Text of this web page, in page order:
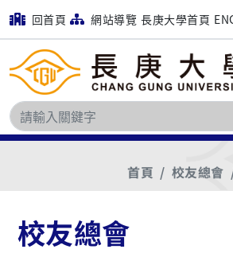
回首頁 網站導覽 長庚大學首頁
首頁 校友總會
校友總會